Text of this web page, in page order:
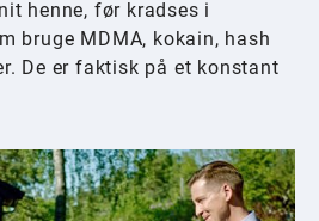
henne, før kradses i
bruge MDMA, kokain, hash
De er faktisk på et konstant